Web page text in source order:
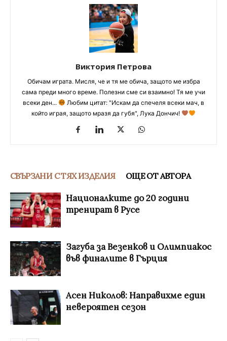
Виктория Петрова
Обичам играта. Мисля, че и тя ме обича, защото ме избра
сама преди много време. Полезни сме си взаимно! Тя ме учи
всеки ден...
Любим цитат: "Искам да спечеля всеки мач, в
който играя, защото мразя да губя", Лука Дончич!
СВЪРЗАНИ С ТЯХ ИЗДЕЛИЯ ОЩЕ ОТ АВТОРА
Националките до 20 години
тренират в Русе
Загуба за Везенков и Олимпиакос
във финалите в Гърция
Асен Николов: Направихме един
невероятен сезон